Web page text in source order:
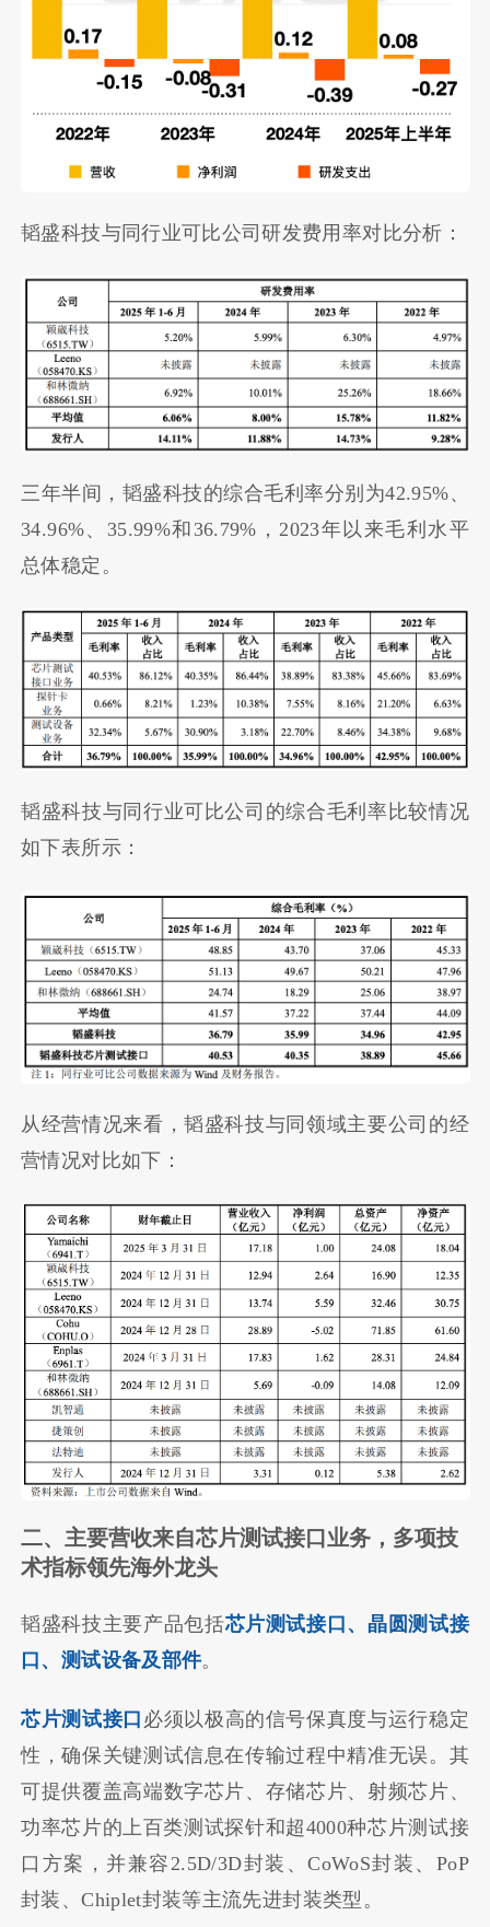
韬盛科技与同行业可比公司研发费用率对比分析：
三年半间，韬盛科技的综合毛利率分别为42.95%、
34.96%、35.99%和36.79%，2023年以来毛利水平
总体稳定。
韬盛科技与同行业可比公司的综合毛利率比较情况
如下表所示：
从经营情况来看，韬盛科技与同领域主要公司的经
营情况对比如下：
二、主要营收来自芯片测试接口业务，多项技
术指标领先海外龙头
韬盛科技主要产品包括芯片测试接口、晶圆测试接
口、测试设备及部件。
芯片测试接口 必须以极高的信号保真度与运行稳定
性，确保关键测试信息在传输过程中精准无误。其
可提供覆盖高端数字芯片、存储芯片、射频芯片、
功率芯片的上百类测试探针和超4000种芯片测试接
口方案，并兼容2.5D/3D封装、CoWoS封装、PoP
封装、Chiplet封装等主流先进封装类型。